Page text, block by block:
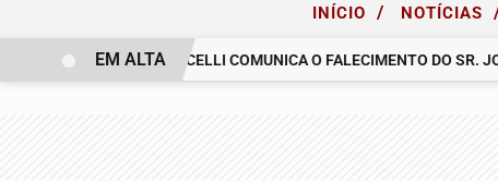
INÍCIO / NOTÍCIAS
O GRUPO MICELLI COMUNICA O FALECIMENTO DO SR. JOSÉ
EM ALTA